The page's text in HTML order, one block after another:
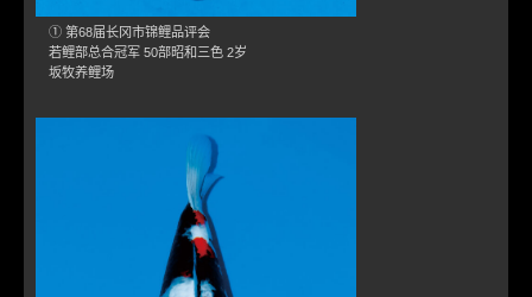
① 第68届长冈市锦鲤品评会
若鲤部总合冠军 50部昭和三色 2岁
坂牧养鲤场